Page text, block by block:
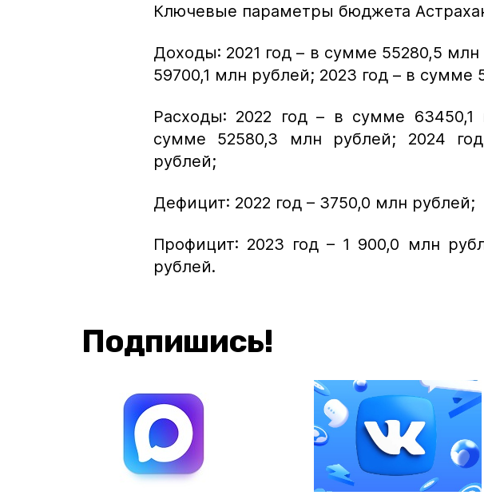
Ключевые параметры бюджета
Доходы: 2021 год – в сумме 55280,5
59700,1 млн рублей; 2023 год – в сумме
Расходы: 2022 год – в сумме
сумме 52580,3 млн рублей; 2024
рублей;
Дефицит: 2022 год – 3750,0 млн рублей;
Профицит: 2023 год – 1 900,0 млн
рублей.
Подпишись!